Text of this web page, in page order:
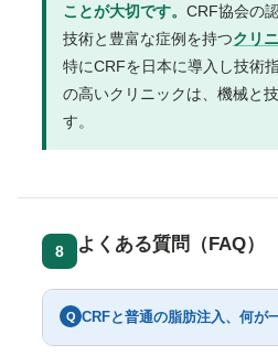
ことが大切です。 CRF協会の
技術と豊富な症例を持つクリ
特にCRFを日本に導入し技術
の高いクリニックは、機械と
す。
8 よくある質問（FAQ）
Q CRFと普通の脂肪注入、何が